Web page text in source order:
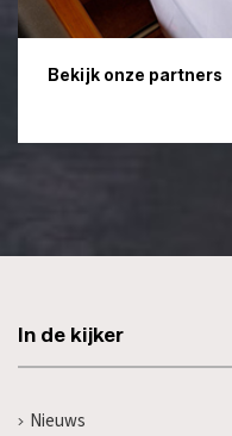
Bekijk onze partners
In de kijker
Nieuws